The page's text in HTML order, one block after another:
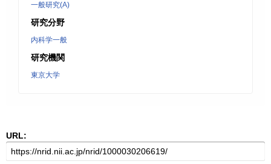
一般研究(A)
研究分野
内科学一般
研究機関
東京大学
URL: